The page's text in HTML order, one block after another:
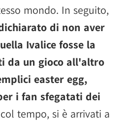
mondo. In seguito,
di non aver
Ivalice fosse la
da un gioco all'altro
easter egg,
i fan sfegatati dei
tempo, si è arrivati a